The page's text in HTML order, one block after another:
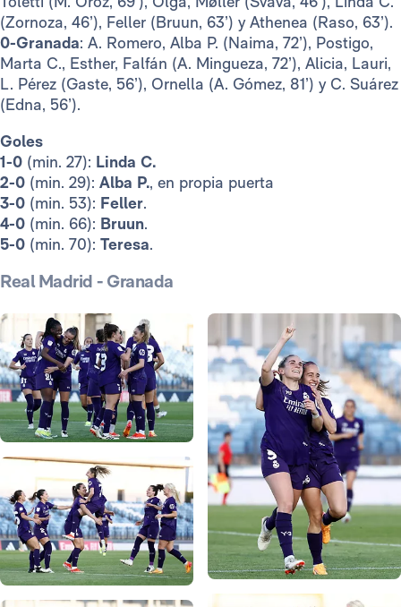
(Zornoza, 46’), Feller (Bruun, 63’) y Athenea (Raso, 63’).
0-Granada: A. Romero, Alba P. (Naima, 72’), Postigo,
Marta C., Esther, Falfán (A. Mingueza, 72’), Alicia, Lauri,
L. Pérez (Gaste, 56’), Ornella (A. Gómez, 81’) y C. Suárez
(Edna, 56’).
Goles
1-0 (min. 27): Linda C.
2-0 (min. 29): Alba P., en propia puerta
3-0 (min. 53): Feller.
4-0 (min. 66): Bruun.
5-0 (min. 70): Teresa.
Real Madrid - Granada